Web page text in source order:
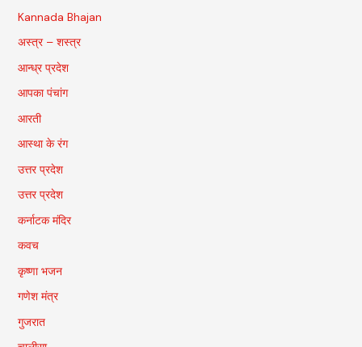
Kannada Bhajan
अस्त्र – शस्त्र
आन्ध्र प्रदेश
आपका पंचांग
आरती
आस्था के रंग
उत्तर प्रदेश
उत्तर प्रदेश
कर्नाटक मंदिर
कवच
कृष्णा भजन
गणेश मंत्र
गुजरात